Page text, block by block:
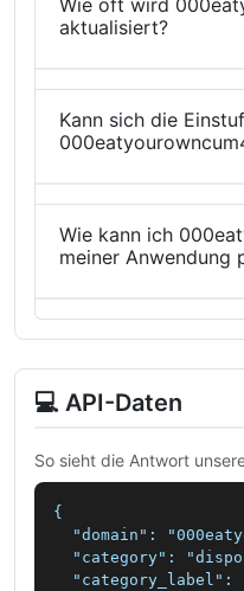
aktualisiert?
Kann sich die
Wie kann ich
meiner Anwendung
💻 API-Daten
So sieht die Antwort
{
"domain":
"category":
"category_label":